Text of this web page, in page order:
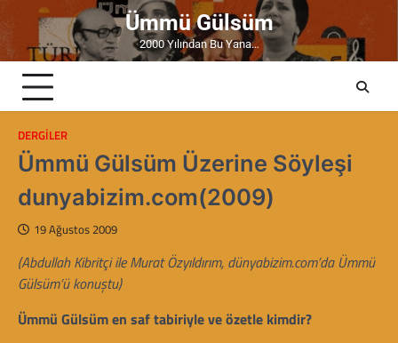
to
content
Ümmü Gülsüm
2000 Yılından Bu Yana…
DERGILER
Ümmü Gülsüm Üzerine Söyleşi
dunyabizim.com(2009)
19 Ağustos 2009
(Abdullah Kibritçi ile Murat Özyıldırım, dünyabizim.com’da Ümmü
Gülsüm’ü konuştu)
Ümmü Gülsüm en saf tabiriyle ve özetle kimdir?